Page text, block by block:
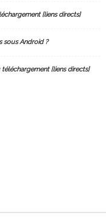
[liens directs]
sous Android ?
téléchargement [liens directs]